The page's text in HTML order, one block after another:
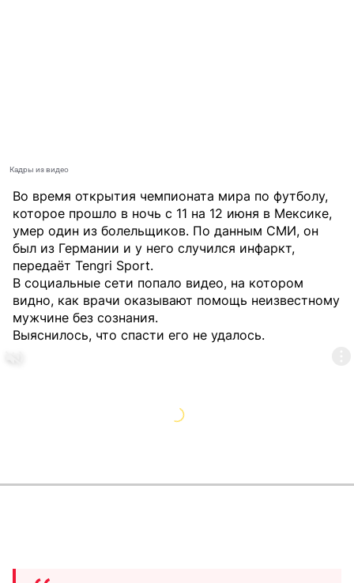
Кадры из видео
Во время открытия чемпионата мира по футболу,
которое прошло в ночь с 11 на 12 июня в Мексике,
умер один из болельщиков. По данным СМИ, он
был из Германии и у него случился инфаркт,
передаёт Tengri Sport.
В социальные сети попало видео, на котором
видно, как врачи оказывают помощь неизвестному
мужчине без сознания.
Выяснилось, что спасти его не удалось.